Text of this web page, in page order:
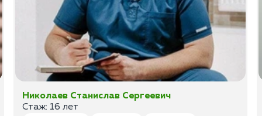
Николаев Станислав Сергеевич
Стаж: 16 лет